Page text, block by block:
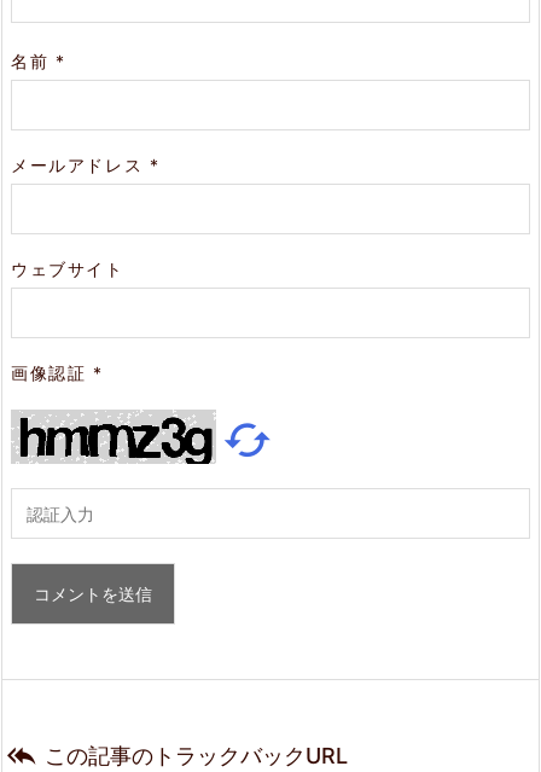
名前 *
メールアドレス *
ウェブサイト
画像認証 *

 この記事のトラックバックURL